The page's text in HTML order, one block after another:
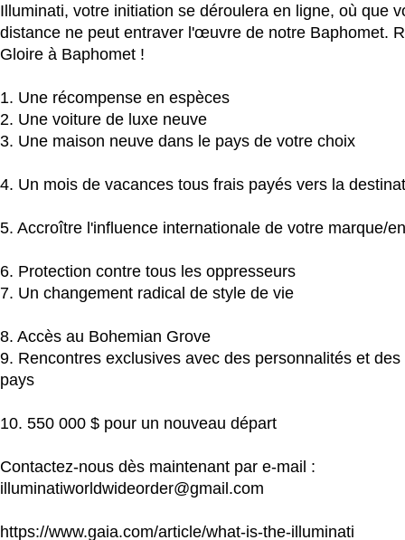
Illuminati, votre initiation se déroulera en ligne, où que
distance ne peut entraver l'œuvre de notre Baphomet.
Gloire à Baphomet !
1. Une récompense en espèces
2. Une voiture de luxe neuve
3. Une maison neuve dans le pays de votre choix
4. Un mois de vacances tous frais payés vers la
5. Accroître l'influence internationale de votre marque/
6. Protection contre tous les oppresseurs
7. Un changement radical de style de vie
8. Accès au Bohemian Grove
9. Rencontres exclusives avec des personnalités et
pays
10. 550 000 $ pour un nouveau départ
Contactez-nous dès maintenant par e-mail :
illuminatiworldwideorder@gmail.com
https://www.gaia.com/article/what-is-the-illuminati